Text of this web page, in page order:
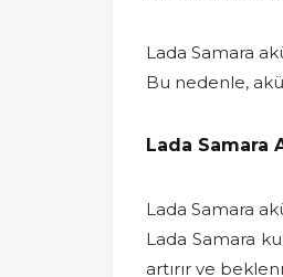
Lada Samara
Bu nedenle,
Lada Samara
Lada Samara
Lada Samara
artırır ve